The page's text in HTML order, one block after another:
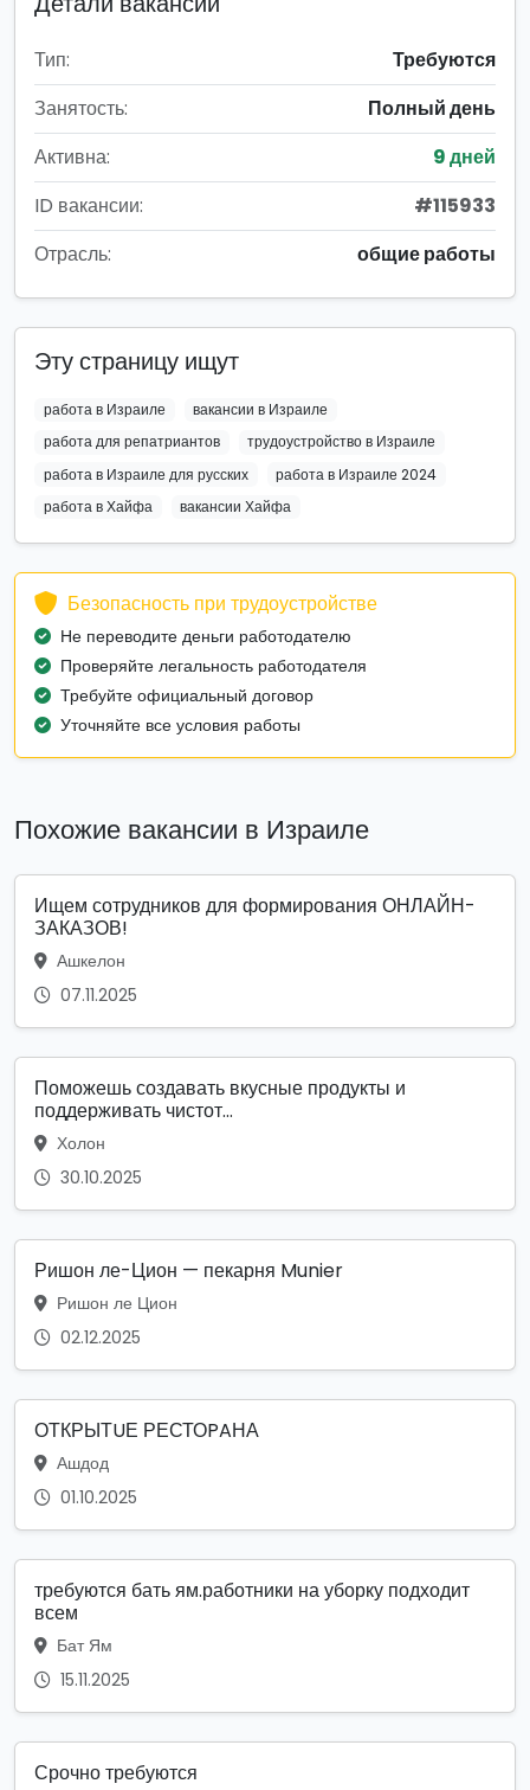
Тип:
Требуются
Занятость:
Полный день
Активна:
9 дней
ID вакансии:
#115933
Отрасль:
общие работы
Эту страницу ищут
работа в Израиле
вакансии в Израиле
работа для репатриантов
трудоустройство в Израиле
работа в Израиле для русских
работа в Израиле 2024
работа в Хайфа
вакансии Хайфа
Безопасность при трудоустройстве
Не переводите деньги работодателю
Проверяйте легальность работодателя
Требуйте официальный договор
Уточняйте все условия работы
Похожие вакансии в Израиле
Ищем сотрудников для формирования ОНЛАЙН-
ЗАКАЗОВ!
Ашкелон
07.11.2025
Поможешь создавать вкусные продукты и
поддерживать чистот...
Холон
30.10.2025
Ришон ле-Цион — пекарня Munier
Ришон ле Цион
02.12.2025
ОТКРЫТUЕ РЕСТОPAНА
Ашдод
01.10.2025
требуются бать ям.работники на уборку подходит
всем
Бат Ям
15.11.2025
Срочно требуются